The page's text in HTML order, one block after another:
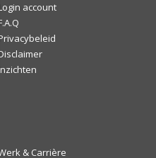
account
& Carrière